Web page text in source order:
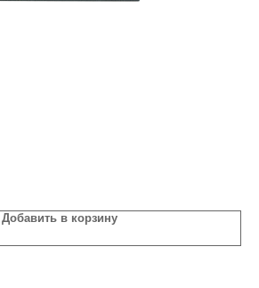
Добавить в корзину